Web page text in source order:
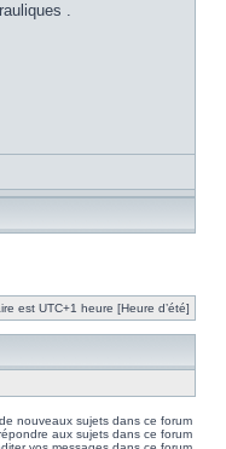
.
est UTC+1 heure [Heure d’été]
nouveaux sujets dans ce forum
aux sujets dans ce forum